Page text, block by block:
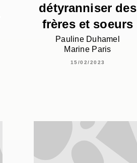
détyranniser des
frères et soeurs
Pauline Duhamel
Marine Paris
15/02/2023